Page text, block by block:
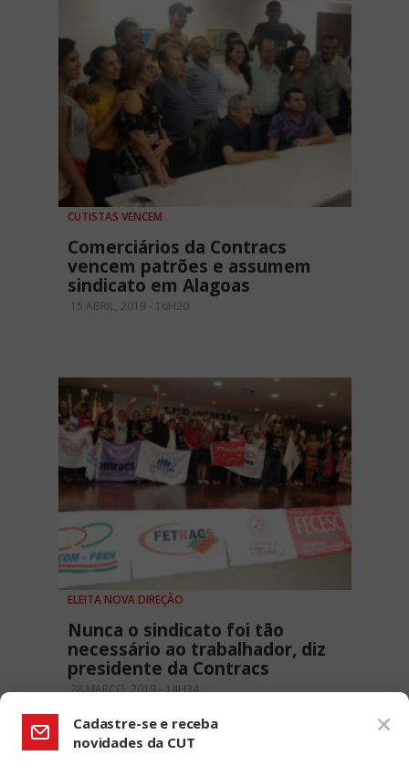
CUTISTAS VENCEM
Comerciários da Contracs
vencem patrões e assumem
sindicato em Alagoas
15 ABRIL, 2019 - 16H20
ELEITA NOVA DIREÇÃO
Nunca o sindicato foi tão
necessário ao trabalhador, diz
presidente da Contracs
28 MARÇO, 2019 - 14H34
Cadastre-se e receba
novidades da CUT